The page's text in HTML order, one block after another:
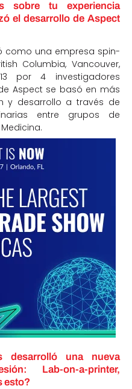
sobre tu experiencia
el desarrollo de Aspect
como una empresa spin-
Columbia, Vancouver,
por 4 investigadores
Aspect se basó en más
y desarrollo a través de
entre grupos de
desarrolló una nueva
Lab-on-a-printer,
esto?